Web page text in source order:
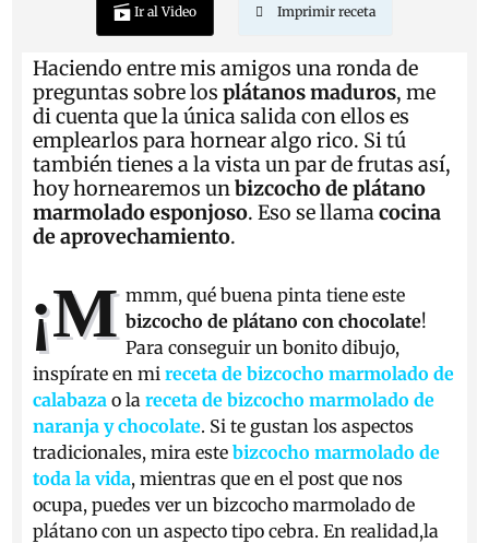
Ir al Video Imprimir receta
Haciendo entre mis amigos una ronda de
preguntas sobre losplátanos maduros, me
di cuenta que la única salida con ellos es
emplearlos para hornear algo rico. Si tú
también tienes a la vista un par de frutas así,
hoy hornearemos unbizcocho de plátano
marmolado esponjoso. Eso se llamacocina
de aprovechamiento.
¡M mmm, qué buena pinta tiene este
bizcocho de plátano con chocolate!
Para conseguir un bonito dibujo,
inspírate en mireceta de bizcocho marmolado de
calabaza o lareceta de bizcocho marmolado de
naranja y chocolate. Si te gustan los aspectos
tradicionales, mira estebizcocho marmolado de
toda la vida, mientras que en el post que nos
ocupa, puedes ver un bizcocho marmolado de
plátano con un aspecto tipo cebra. En realidad,la